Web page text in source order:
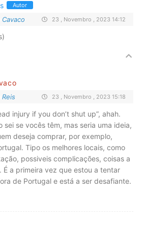
Autor
23 , Novembro , 2023 14:12
Reis 23 , Novembro , 2023 15:18
injury if you don’t shut up”, ahah.
sei se vocês têm, mas seria uma ideia,
deseja comprar, por exemplo,
Tipo os melhores locais, como
possiveis complicações, coisas a
É a primeira vez que estou a tentar
de Portugal e está a ser desafiante.